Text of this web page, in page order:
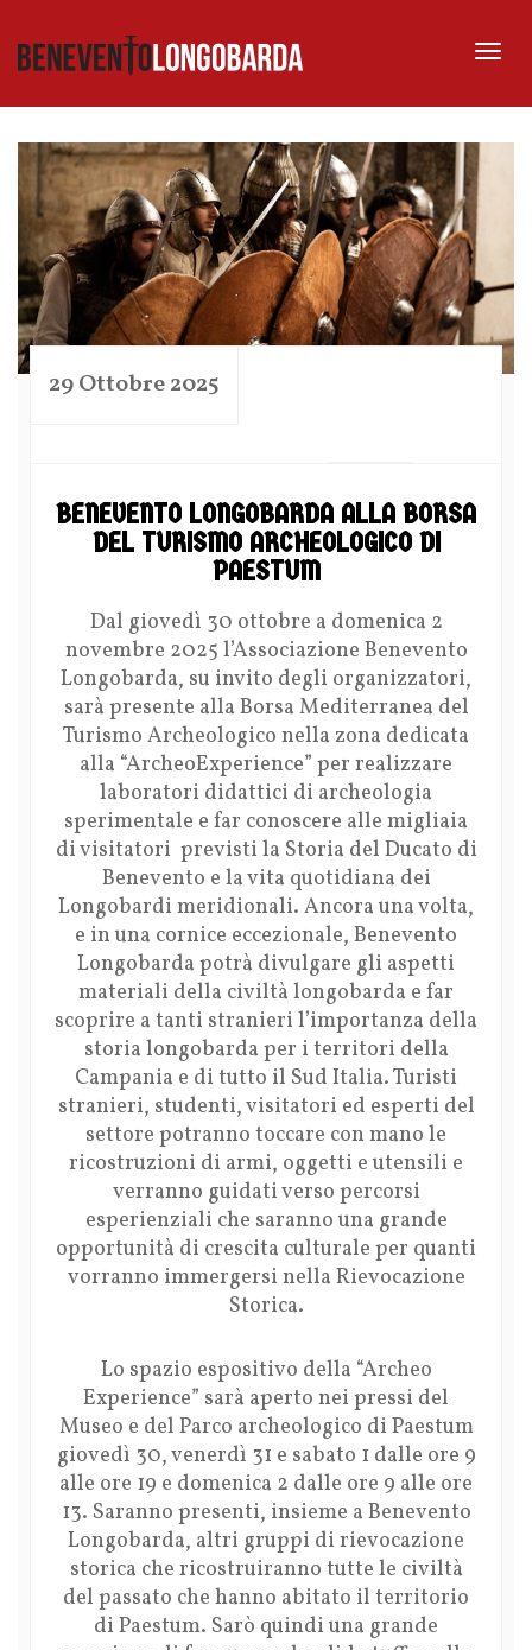
29 Ottobre 2025
BENEVENTO LONGOBARDA ALLA BORSA
DEL TURISMO ARCHEOLOGICO DI
PAESTUM
Dal giovedì 30 ottobre a domenica 2
novembre 2025 l’Associazione Benevento
Longobarda, su invito degli organizzatori,
sarà presente alla Borsa Mediterranea del
Turismo Archeologico nella zona dedicata
alla “ArcheoExperience” per realizzare
laboratori didattici di archeologia
sperimentale e far conoscere alle migliaia
di visitatori previsti la Storia del Ducato di
Benevento e la vita quotidiana dei
Longobardi meridionali. Ancora una volta,
e in una cornice eccezionale, Benevento
Longobarda potrà divulgare gli aspetti
materiali della civiltà longobarda e far
scoprire a tanti stranieri l’importanza della
storia longobarda per i territori della
Campania e di tutto il Sud Italia. Turisti
stranieri, studenti, visitatori ed esperti del
settore potranno toccare con mano le
ricostruzioni di armi, oggetti e utensili e
verranno guidati verso percorsi
esperienziali che saranno una grande
opportunità di crescita culturale per quanti
vorranno immergersi nella Rievocazione
Storica.
Lo spazio espositivo della “Archeo
Experience” sarà aperto nei pressi del
Museo e del Parco archeologico di Paestum
giovedì 30, venerdì 31 e sabato 1 dalle ore 9
alle ore 19 e domenica 2 dalle ore 9 alle ore
13. Saranno presenti, insieme a Benevento
Longobarda, altri gruppi di rievocazione
storica che ricostruiranno tutte le civiltà
del passato che hanno abitato il territorio
di Paestum. Sarò quindi una grande